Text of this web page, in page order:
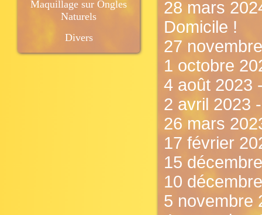
Maquillage sur Ongles
Naturels
Divers
28 mars
Domicile !
27
1 octobre
4 août 2023
2 avril 2023
26 mars
17 février
15
10
5 novembre